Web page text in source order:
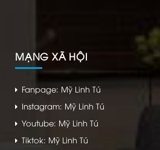
MẠNG XÃ HỘI
Fanpage: Mỹ Linh Tú
Instagram: Mỹ Linh Tú
Youtube: Mỹ Linh Tú
Tiktok: Mỹ Linh Tú